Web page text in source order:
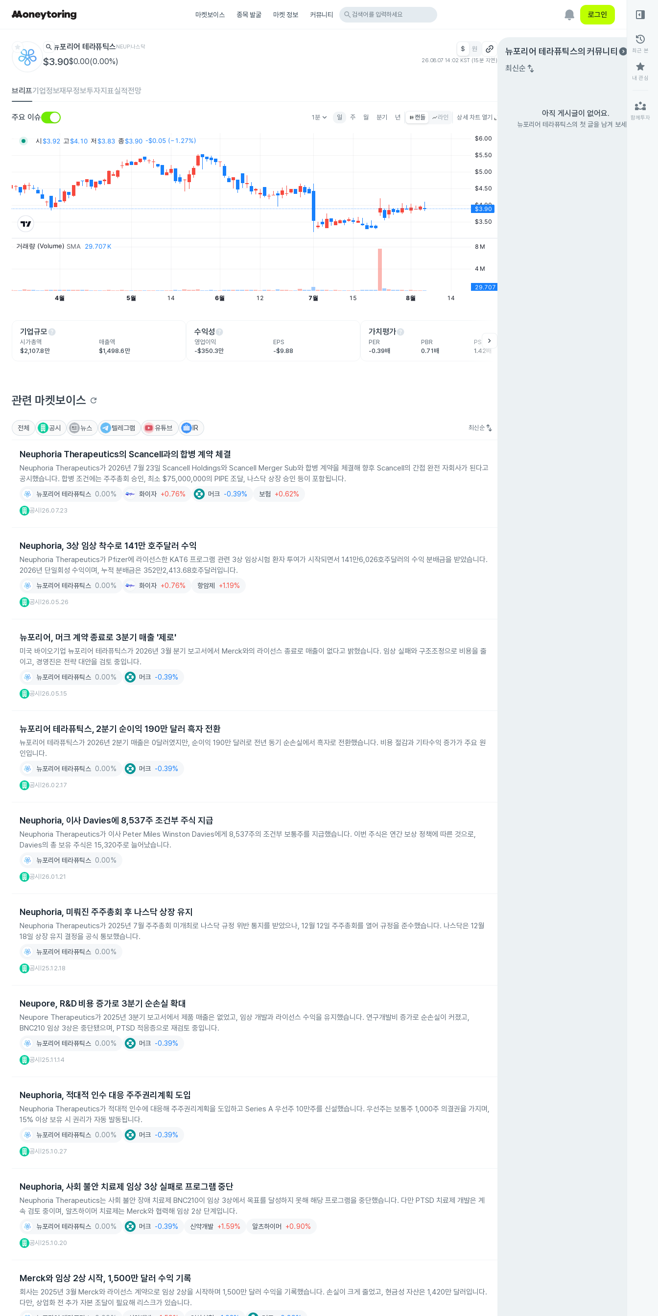
마켓보이스 종목 발굴 마켓 정보 커뮤니티 search 검색어를 입력하세요 로그인
star search 뉴포리어 테라퓨틱스NEUP나스닥
$3.90$0.00(0.00%)
$ 원
26.08.07 14:02 KST (15분 지연)
브리프기업정보재무정보투자지표실적전망
주요 이슈 1분keyboard_arrow_down 일 주 월 분기 년 캔들 라인 상세 차트 열기
기업규모help
시가총액
$2,107.8만
매출액
$1,498.6만
수익성help
영업이익
-$350.3만
EPS
-$9.88
가치평가help
PER
-0.39배
PBR
0.71배
PSR
1.42배
chevron_right
관련 마켓보이스 refresh
전체 공시 뉴스 텔레그램 유튜브 IR 최신순 swap_vert
Neuphoria Therapeutics의 Scancell과의 합병 계약 체결
Neuphoria Therapeutics가 2026년 7월 23일 Scancell Holdings와 Scancell Merger Sub와 합병 계약을 체결해 향후 Scancell의 간접 완전 자회사가 된다고
공시했습니다. 합병 조건에는 주주총회 승인, 최소 $75,000,000의 PIPE 조달, 나스닥 상장 승인 등이 포함됩니다.
뉴포리어 테라퓨틱스 0.00% 화이자 +0.76% 머크 -0.39% 보험 +0.62%
공시 26.07.23
Neuphoria, 3상 임상 착수로 141만 호주달러 수익
Neuphoria Therapeutics가 Pfizer에 라이선스한 KAT6 프로그램 관련 3상 임상시험 환자 투여가 시작되면서 141만6,026호주달러의 수익 분배금을 받았습니다.
2026년 단일회성 수익이며, 누적 분배금은 352만2,413.68호주달러입니다.
뉴포리어 테라퓨틱스 0.00% 화이자 +0.76% 항암제 +1.19%
공시 26.05.26
뉴포리어, 머크 계약 종료로 3분기 매출 '제로'
미국 바이오기업 뉴포리어 테라퓨틱스가 2026년 3월 분기 보고서에서 Merck와의 라이선스 종료로 매출이 없다고 밝혔습니다. 임상 실패와 구조조정으로 비용을 줄
이고, 경영진은 전략 대안을 검토 중입니다.
뉴포리어 테라퓨틱스 0.00% 머크 -0.39%
공시 26.05.15
뉴포리어 테라퓨틱스, 2분기 순이익 190만 달러 흑자 전환
뉴포리어 테라퓨틱스가 2026년 2분기 매출은 0달러였지만, 순이익 190만 달러로 전년 동기 순손실에서 흑자로 전환했습니다. 비용 절감과 기타수익 증가가 주요 원
인입니다.
뉴포리어 테라퓨틱스 0.00% 머크 -0.39%
공시 26.02.17
Neuphoria, 이사 Davies에 8,537주 조건부 주식 지급
Neuphoria Therapeutics가 이사 Peter Miles Winston Davies에게 8,537주의 조건부 보통주를 지급했습니다. 이번 주식은 연간 보상 정책에 따른 것으로,
Davies의 총 보유 주식은 15,320주로 늘어났습니다.
뉴포리어 테라퓨틱스 0.00%
공시 26.01.21
Neuphoria, 미뤄진 주주총회 후 나스닥 상장 유지
Neuphoria Therapeutics가 2025년 7월 주주총회 미개최로 나스닥 규정 위반 통지를 받았으나, 12월 12일 주주총회를 열어 규정을 준수했습니다. 나스닥은 12월
18일 상장 유지 결정을 공식 통보했습니다.
뉴포리어 테라퓨틱스 0.00%
공시 25.12.18
Neupore, R&D 비용 증가로 3분기 순손실 확대
Neupore Therapeutics가 2025년 3분기 보고서에서 제품 매출은 없었고, 임상 개발과 라이선스 수익을 유지했습니다. 연구개발비 증가로 순손실이 커졌고,
BNC210 임상 3상은 중단됐으며, PTSD 적응증으로 재검토 중입니다.
뉴포리어 테라퓨틱스 0.00% 머크 -0.39%
공시 25.11.14
Neuphoria, 적대적 인수 대응 주주권리계획 도입
Neuphoria Therapeutics가 적대적 인수에 대응해 주주권리계획을 도입하고 Series A 우선주 10만주를 신설했습니다. 우선주는 보통주 1,000주 의결권을 가지며,
15% 이상 보유 시 권리가 자동 발동됩니다.
뉴포리어 테라퓨틱스 0.00% 머크 -0.39%
공시 25.10.27
Neuphoria, 사회 불안 치료제 임상 3상 실패로 프로그램 중단
Neuphoria Therapeutics는 사회 불안 장애 치료제 BNC210이 임상 3상에서 목표를 달성하지 못해 해당 프로그램을 중단했습니다. 다만 PTSD 치료제 개발은 계
속 검토 중이며, 알츠하이머 치료제는 Merck와 협력해 임상 2상 단계입니다.
뉴포리어 테라퓨틱스 0.00% 머크 -0.39% 신약개발 +1.59% 알츠하이머 +0.90%
공시 25.10.20
Merck와 임상 2상 시작, 1,500만 달러 수익 기록
회사는 2025년 3월 Merck와 라이선스 계약으로 임상 2상을 시작하며 1,500만 달러 수익을 기록했습니다. 손실이 크게 줄었고, 현금성 자산은 1,420만 달러입니다.
다만, 상업화 전 추가 자본 조달이 필요해 리스크가 있습니다.
뉴포리어 테라퓨틱스의 커뮤니티 expand_circle_right
최신순 swap_vert
아직 게시글이 없어요.
뉴포리어 테라퓨틱스의 첫 글을 남겨 보세요.
right_panel_open
history
최근 본
star
내 관심
partner_exchange
함께투자